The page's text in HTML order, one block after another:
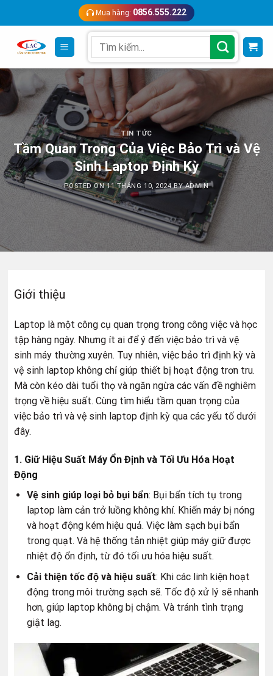
content
Mua hàng: 0856.555.222
for:
TIN TỨC
Tầm Quan Trọng Của Việc Bảo Trì và Vệ
Sinh Laptop Định Kỳ
POSTED ON11 THÁNG 10, 2024BYADMIN
Giới thiệu
Laptop là một công cụ quan trọng trong công việc và học
tập hàng ngày. Nhưng ít ai để ý đến việc bảo trì và vệ
sinh máy thường xuyên. Tuy nhiên, việc bảo trì định kỳ và
vệ sinh laptop không chỉ giúp thiết bị hoạt động trơn tru.
Mà còn kéo dài tuổi thọ và ngăn ngừa các vấn đề nghiêm
trọng về hiệu suất. Cùng tìm hiểu tầm quan trọng của
việc bảo trì và vệ sinh laptop định kỳ qua các yếu tố dưới
đây.
1. Giữ Hiệu Suất Máy Ổn Định và Tối Ưu Hóa Hoạt
Động
Vệ sinh giúp loại bỏ bụi bẩn: Bụi bẩn tích tụ trong
laptop làm cản trở luồng không khí. Khiến máy bị nóng
và hoạt động kém hiệu quả. Việc làm sạch bụi bẩn
trong quạt. Và hệ thống tản nhiệt giúp máy giữ được
nhiệt độ ổn định, từ đó tối ưu hóa hiệu suất.
Cải thiện tốc độ và hiệu suất: Khi các linh kiện hoạt
động trong môi trường sạch sẽ. Tốc độ xử lý sẽ nhanh
hơn, giúp laptop không bị chậm. Và tránh tình trạng
giật lag.